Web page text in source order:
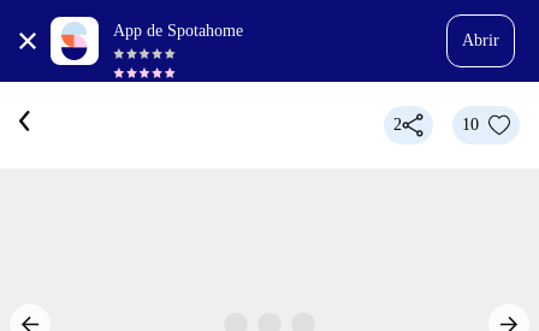
App de Spotahome
Abrir
2 10